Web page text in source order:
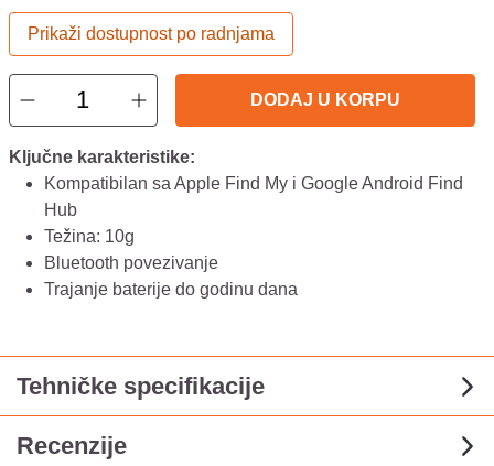
Prikaži dostupnost po radnjama
DODAJ U KORPU
Ključne karakteristike:
Kompatibilan sa Apple Find My i Google Android Find
Hub
Težina: 10g
Bluetooth povezivanje
Trajanje baterije do godinu dana
Tehničke specifikacije
Recenzije